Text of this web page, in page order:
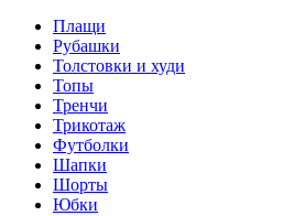
Плащи
Рубашки
Толстовки и худи
Топы
Тренчи
Трикотаж
Футболки
Шапки
Шорты
Юбки